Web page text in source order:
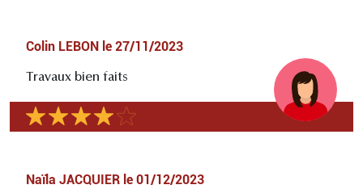
Colin LEBON le 27/11/2023
Travaux bien faits
Naïla JACQUIER le 01/12/2023